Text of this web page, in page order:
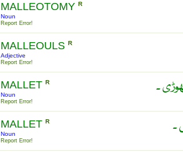
MALLEOTOMY R
Noun
Report Error!
MALLEOULS R
Adjective
Report Error!
MALLET R
Noun
Report Error!
۔
MALLET R
Noun
Report Error!
۔